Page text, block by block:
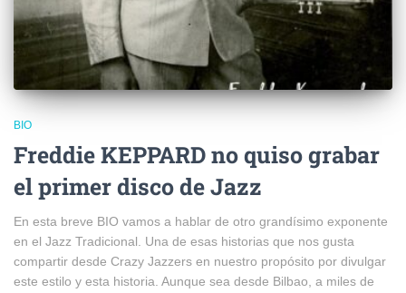
BIO
Freddie KEPPARD no quiso grabar
el primer disco de Jazz
En esta breve BIO vamos a hablar de otro grandísimo exponente
en el Jazz Tradicional. Una de esas historias que nos gusta
compartir desde Crazy Jazzers en nuestro propósito por divulgar
este estilo y esta historia. Aunque sea desde Bilbao, a miles de